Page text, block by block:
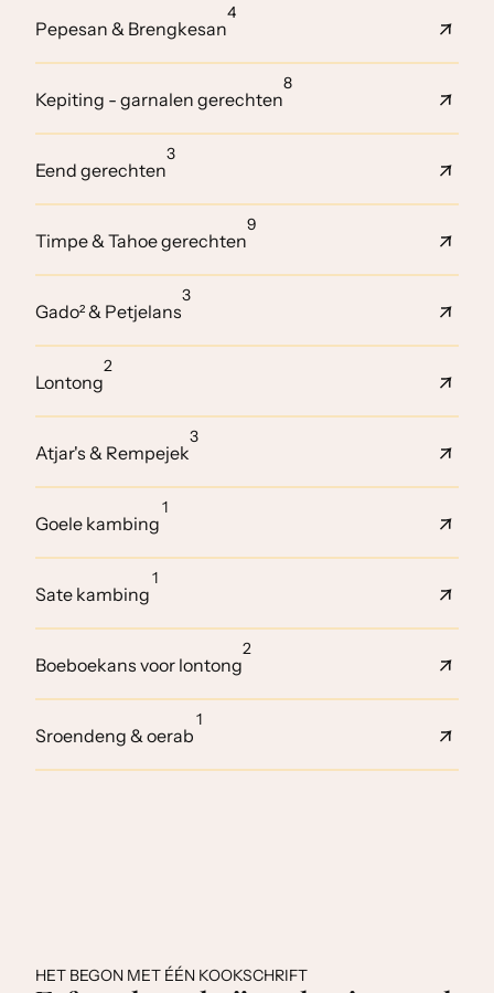
Pepesan & Brengkesan
4
Kepiting - garnalen gerechten
8
Eend gerechten
3
Timpe & Tahoe gerechten
9
Gado² & Petjelans
3
Lontong
2
Atjar's & Rempejek
3
Goele kambing
1
Sate kambing
1
Boeboekans voor lontong
2
Sroendeng & oerab
1
HET BEGON MET ÉÉN KOOKSCHRIFT